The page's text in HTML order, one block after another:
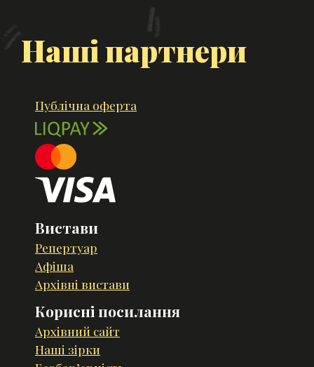
Наші партнери
Публічна оферта
Вистави
Репертуар
Афіша
Архівні вистави
Корисні посилання
Архівний сайт
Наші зірки